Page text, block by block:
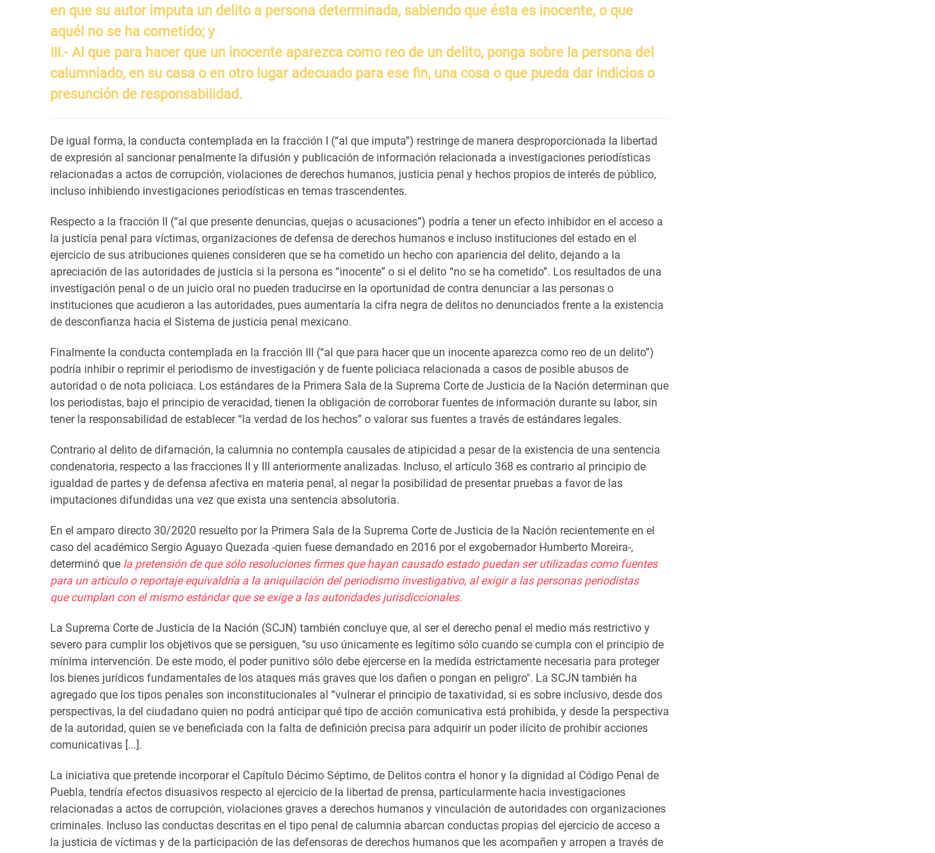
en que su autor imputa un delito a persona determinada, sabiendo que ésta es inocente, o que
aquél no se ha cometido; y
III.- Al que para hacer que un inocente aparezca como reo de un delito, ponga sobre la persona del
calumniado, en su casa o en otro lugar adecuado para ese fin, una cosa o que pueda dar indicios o
presunción de responsabilidad.
De igual forma, la conducta contemplada en la fracción I (“al que imputa”) restringe de manera desproporcionada la libertad
de expresión al sancionar penalmente la difusión y publicación de información relacionada a investigaciones periodísticas
relacionadas a actos de corrupción, violaciones de derechos humanos, justicia penal y hechos propios de interés de público,
incluso inhibiendo investigaciones periodísticas en temas trascendentes.
Respecto a la fracción II (“al que presente denuncias, quejas o acusaciones”) podría a tener un efecto inhibidor en el acceso a
la justicia penal para víctimas, organizaciones de defensa de derechos humanos e incluso instituciones del estado en el
ejercicio de sus atribuciones quienes consideren que se ha cometido un hecho con apariencia del delito, dejando a la
apreciación de las autoridades de justicia si la persona es “inocente” o si el delito “no se ha cometido”. Los resultados de una
investigación penal o de un juicio oral no pueden traducirse en la oportunidad de contra denunciar a las personas o
instituciones que acudieron a las autoridades, pues aumentaría la cifra negra de delitos no denunciados frente a la existencia
de desconfianza hacia el Sistema de justicia penal mexicano.
Finalmente la conducta contemplada en la fracción III (“al que para hacer que un inocente aparezca como reo de un delito”)
podría inhibir o reprimir el periodismo de investigación y de fuente policiaca relacionada a casos de posible abusos de
autoridad o de nota policiaca. Los estándares de la Primera Sala de la Suprema Corte de Justicia de la Nación determinan que
los periodistas, bajo el principio de veracidad, tienen la obligación de corroborar fuentes de información durante su labor, sin
tener la responsabilidad de establecer “la verdad de los hechos” o valorar sus fuentes a través de estándares legales.
Contrario al delito de difamación, la calumnia no contempla causales de atipicidad a pesar de la existencia de una sentencia
condenatoria, respecto a las fracciones II y III anteriormente analizadas. Incluso, el artículo 368 es contrario al principio de
igualdad de partes y de defensa afectiva en materia penal, al negar la posibilidad de presentar pruebas a favor de las
imputaciones difundidas una vez que exista una sentencia absolutoria.
En el amparo directo 30/2020 resuelto por la Primera Sala de la Suprema Corte de Justicia de la Nación recientemente en el
caso del académico Sergio Aguayo Quezada -quien fuese demandado en 2016 por el exgobernador Humberto Moreira-,
determinó que la pretensión de que sólo resoluciones firmes que hayan causado estado puedan ser utilizadas como fuentes
para un artículo o reportaje equivaldría a la aniquilación del periodismo investigativo, al exigir a las personas periodistas
que cumplan con el mismo estándar que se exige a las autoridades jurisdiccionales.
La Suprema Corte de Justicia de la Nación (SCJN) también concluye que, al ser el derecho penal el medio más restrictivo y
severo para cumplir los objetivos que se persiguen, “su uso únicamente es legítimo sólo cuando se cumpla con el principio de
mínima intervención. De este modo, el poder punitivo sólo debe ejercerse en la medida estrictamente necesaria para proteger
los bienes jurídicos fundamentales de los ataques más graves que los dañen o pongan en peligro". La SCJN también ha
agregado que los tipos penales son inconstitucionales al “vulnerar el principio de taxatividad, si es sobre inclusivo, desde dos
perspectivas, la del ciudadano quien no podrá anticipar qué tipo de acción comunicativa está prohibida, y desde la perspectiva
de la autoridad, quien se ve beneficiada con la falta de definición precisa para adquirir un poder ilícito de prohibir acciones
comunicativas [...].
La iniciativa que pretende incorporar el Capítulo Décimo Séptimo, de Delitos contra el honor y la dignidad al Código Penal de
Puebla, tendría efectos disuasivos respecto al ejercicio de la libertad de prensa, particularmente hacia investigaciones
relacionadas a actos de corrupción, violaciones graves a derechos humanos y vinculación de autoridades con organizaciones
criminales. Incluso las conductas descritas en el tipo penal de calumnia abarcan conductas propias del ejercicio de acceso a
la justicia de víctimas y de la participación de las defensoras de derechos humanos que les acompañen y arropen a través de